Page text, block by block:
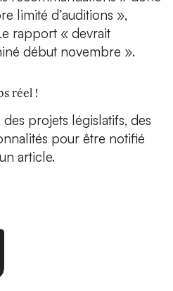
limité d’auditions »,
rapport « devrait
début novembre ».
réel !
projets législatifs, des
pour être notifié
article.